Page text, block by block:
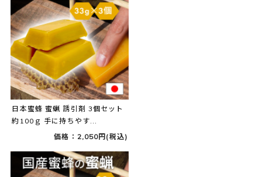
日本蜜蜂 蜜蝋 誘引剤 3個セット
約100ｇ 手に持ちやす...
価格：2,050円(税込)